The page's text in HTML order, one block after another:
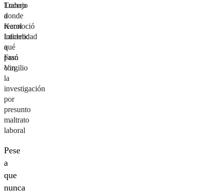
Lucero
donde
reconoció
infidelidad
a
Fran
Virgilio
Trabajo
a
Karol
Lucero:
qué
pasó
con
la
investigación
por
presunto
maltrato
laboral
Pese
a
que
nunca